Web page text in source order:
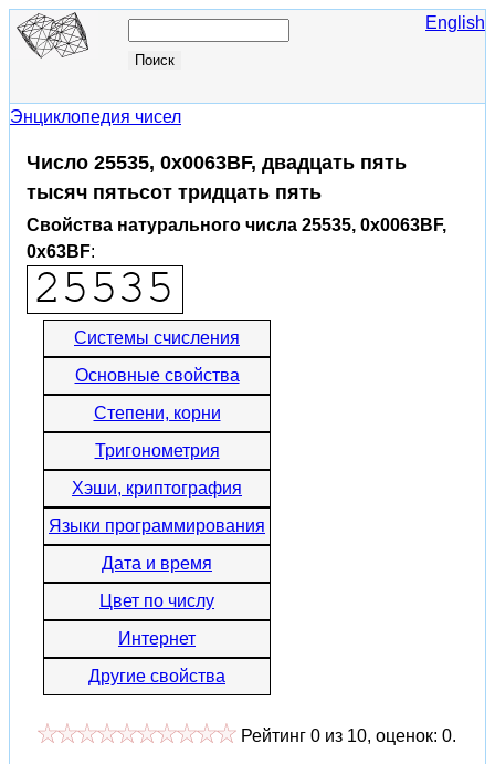
English
Энциклопедия чисел
Число 25535, 0x0063BF, двадцать пять
тысяч пятьсот тридцать пять
Свойства натурального числа 25535, 0x0063BF,
0x63BF:
Системы счисления
Основные свойства
Степени, корни
Тригонометрия
Хэши, криптография
Языки программирования
Дата и время
Цвет по числу
Интернет
Другие свойства
Рейтинг 0 из 10, оценок: 0.